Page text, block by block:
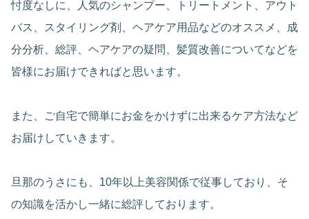
忖度なしに、人気のシャンプー、トリートメント、アウト
バス、スタイリング剤、ヘアケア用品などのオススメ、成
分分析、総評、ヘアケアの疑問、髪質改善についてなどを
皆様にお届けできればと思います。
また、ご自宅で簡単にお金をかけずに出来るケア方法など
お届けしていきます。
旦那のうさにも、10年以上美容関係で従事しており、そ
の知識を活かし一緒に総評しております。